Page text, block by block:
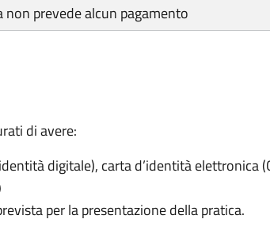
prevede alcun pagamento
di avere:
digitale), carta d’identità elettronica
per la presentazione della pratica.